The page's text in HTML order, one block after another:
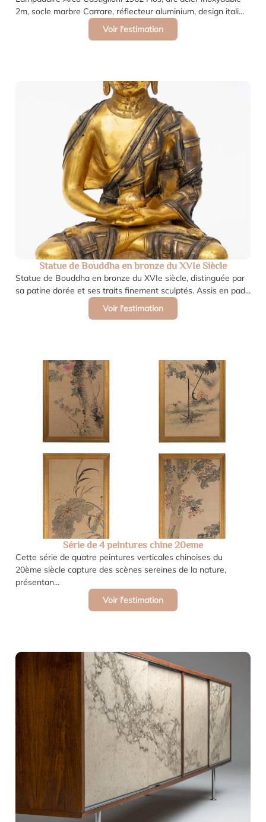
2m, socle marbre Carrare, réflecteur aluminium, design itali...
Voir l'estimation
Statue de Bouddha en bronze du XVIe Siècle
Statue de Bouddha en bronze du XVIe siècle, distinguée par
sa patine dorée et ses traits finement sculptés. Assis en pad...
Voir l'estimation
Série de 4 peintures chine 20eme
Cette série de quatre peintures verticales chinoises du
20ème siècle capture des scènes sereines de la nature,
présentan...
Voir l'estimation